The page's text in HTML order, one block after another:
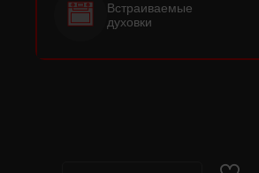
Встраиваемые
духовки